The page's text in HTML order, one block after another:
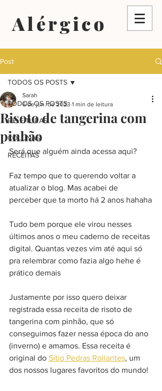
Alérgico
Post
TODOS OS POSTS
RELEITURAS
COLUNAS
RECEITAS
TODOS OS POSTS
Risoto de tangerina com
pinhão
Sarah
6 de jun. de 2023 1 min de leitura
Será que alguém ainda acessa aqui?
Faz tempo que to querendo voltar a
atualizar o blog. Mas acabei de
perceber que ta morto há 2 anos hahaha
Tudo bem porque ele virou nesses
últimos anos o meu caderno de receitas
digital. Quantas vezes vim até aqui só
pra relembrar como fazia algo hehe é
prático demais
Justamente por isso quero deixar
registrada essa receita de risoto de
tangerina com pinhão, que só
conseguimos fazer nessa época do ano
(inverno) e amamos. Essa receita é
original do Sítio Pedras Rollantes, um
dos nossos lugares favoritos do mundo!